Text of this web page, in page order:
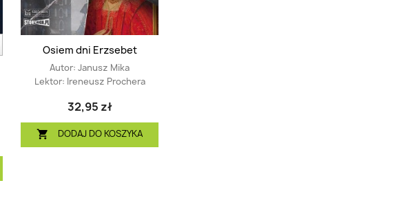
Osiem dni Erzsebet
Autor: Janusz Mika
Lektor: Ireneusz Prochera
32,95 zł
 DODAJ DO KOSZYKA